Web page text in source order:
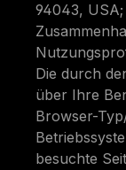
94043, USA;
Die durch
über Ihre
Browser-
besuchte